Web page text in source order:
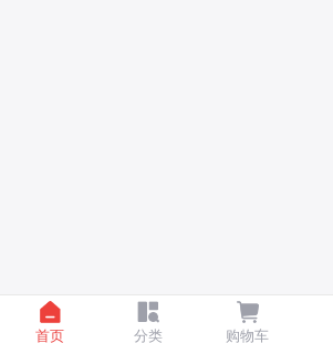
首页 分类 购物车